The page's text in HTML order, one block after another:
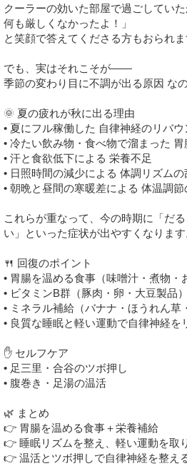
クーラーの効いた部屋で過ごしていた
何も厳しくなかったよ！」
と笑顔で答えてくださる方もおられま
でも、実はそれこそが――
季節の変わり目に不調が出る原因 な
🌞 夏の疲れが秋に出る理由
• 夏にフル稼働した 自律神経のリバウ
• 冷たい飲み物・食べ物で溜まった
• 汗と食欲低下による 栄養不足
• 日照時間の減少による 体調リズムの
• 朝晩と昼間の寒暖差による 体温調節
これらが重なって、今の時期に「だ
い」といった症状が出やすくなります
🍴 回復のポイント
• 胃腸を温める食事（味噌汁・煮物・
• ビタミンB群（豚肉・卵・大豆製品
• ミネラル補給（バナナ・ほうれん草
• 良質な睡眠と軽い運動で自律神経を
✋ セルフケア
• 足三里・合谷のツボ押し
• 腹巻き・足湯の温活
🌿 まとめ
👉 胃腸を温める食事＋栄養補給
👉 睡眠リズムを整え、軽い運動を取
👉 温活とツボ押しで自律神経を整え